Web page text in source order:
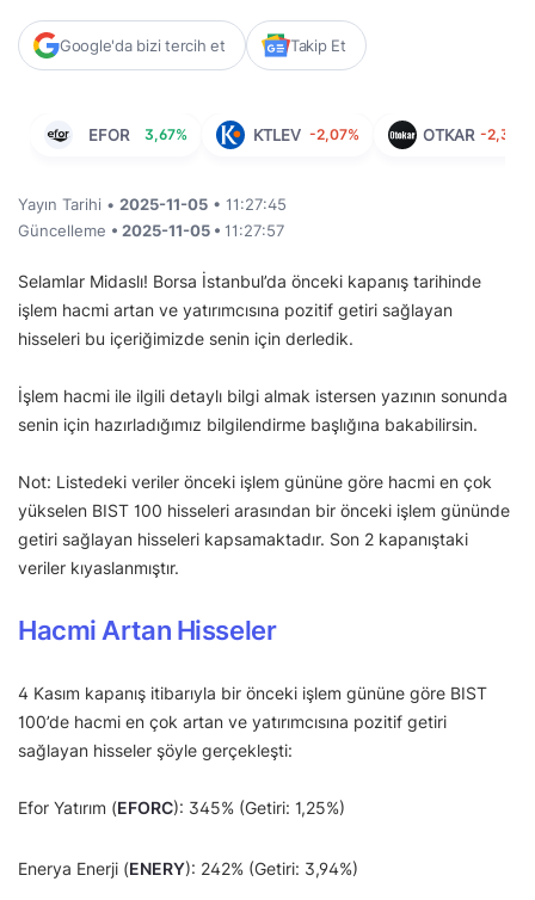
Google'da bizi tercih et Takip Et
EFOR 3,67% KTLEV -2,07% OTKAR -2,33%
Yayın Tarihi • 2025-11-05 • 11:27:45
Güncelleme • 2025-11-05 • 11:27:57
Selamlar Midaslı! Borsa İstanbul’da önceki kapanış tarihinde
işlem hacmi artan ve yatırımcısına pozitif getiri sağlayan
hisseleri bu içeriğimizde senin için derledik.
İşlem hacmi ile ilgili detaylı bilgi almak istersen yazının sonunda
senin için hazırladığımız bilgilendirme başlığına bakabilirsin.
Not: Listedeki veriler önceki işlem gününe göre hacmi en çok
yükselen BIST 100 hisseleri arasından bir önceki işlem gününde
getiri sağlayan hisseleri kapsamaktadır. Son 2 kapanıştaki
veriler kıyaslanmıştır.
Hacmi Artan Hisseler
4 Kasım kapanış itibarıyla bir önceki işlem gününe göre BIST
100’de hacmi en çok artan ve yatırımcısına pozitif getiri
sağlayan hisseler şöyle gerçekleşti:
Efor Yatırım (EFORC): 345% (Getiri: 1,25%)
Enerya Enerji (ENERY): 242% (Getiri: 3,94%)